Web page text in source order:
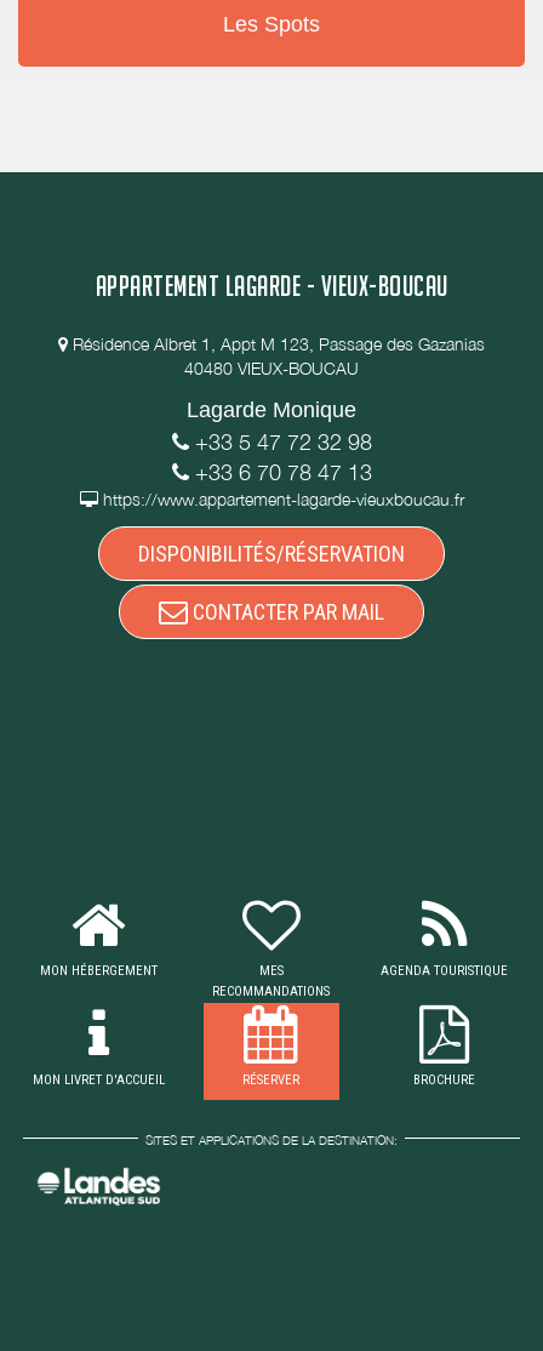
Les Spots
APPARTEMENT LAGARDE - VIEUX-BOUCAU
Résidence Albret 1, Appt M 123, Passage des Gazanias
40480 VIEUX-BOUCAU
Lagarde Monique
+33 5 47 72 32 98
+33 6 70 78 47 13
https://www.appartement-lagarde-vieuxboucau.fr
DISPONIBILITÉS/RÉSERVATION
CONTACTER PAR MAIL
MON HÉBERGEMENT
MES
RECOMMANDATIONS
AGENDA TOURISTIQUE
MON LIVRET D'ACCUEIL RÉSERVER BROCHURE
SITES ET APPLICATIONS DE LA DESTINATION: